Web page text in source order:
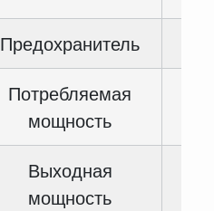
Предохранитель
Потребляемая
мощность
Выходная
мощность